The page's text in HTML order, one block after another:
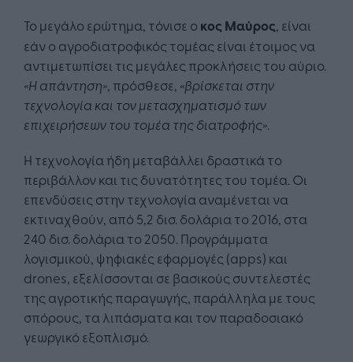
Το μεγάλο ερώτημα, τόνισε ο κος Μαύρος, είναι
εάν ο αγροδιατροφικός τομέας είναι έτοιμος να
αντιμετωπίσει τις μεγάλες προκλήσεις του αύριο.
«Η απάντηση», πρόσθεσε, «βρίσκεται στην
τεχνολογία και τον μετασχηματισμό των
επιχειρήσεων του τομέα της διατροφής».
Η τεχνολογία ήδη μεταβάλλει δραστικά το
περιβάλλον και τις δυνατότητες του τομέα. Οι
επενδύσεις στην τεχνολογία αναμένεται να
εκτιναχθούν, από 5,2 δισ. δολάρια το 2016, στα
240 δισ. δολάρια το 2050. Προγράμματα
λογισμικού, ψηφιακές εφαρμογές (apps) και
drones, εξελίσσονται σε βασικούς συντελεστές
της αγροτικής παραγωγής, παράλληλα με τους
σπόρους, τα λιπάσματα και τον παραδοσιακό
γεωργικό εξοπλισμό.